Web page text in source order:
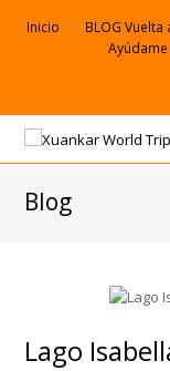
Inicio BLOG Vuelta
Ayúdame
Blog
Lago